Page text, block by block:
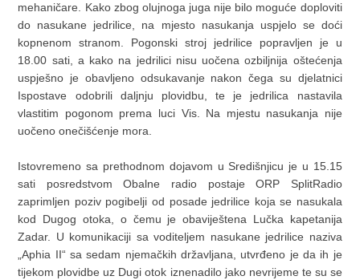
mehaničare. Kako zbog olujnoga juga nije bilo moguće doploviti
do nasukane jedrilice, na mjesto nasukanja uspjelo se doći
kopnenom stranom. Pogonski stroj jedrilice popravljen je u
18.00 sati, a kako na jedrilici nisu uočena ozbiljnija oštećenja
uspješno je obavljeno odsukavanje nakon čega su djelatnici
Ispostave odobrili daljnju plovidbu, te je jedrilica nastavila
vlastitim pogonom prema luci Vis. Na mjestu nasukanja nije
uočeno onečišćenje mora.
Istovremeno sa prethodnom dojavom u Središnjicu je u 15.15
sati posredstvom Obalne radio postaje ORP SplitRadio
zaprimljen poziv pogibelji od posade jedrilice koja se nasukala
kod Dugog otoka, o čemu je obaviještena Lučka kapetanija
Zadar. U komunikaciji sa voditeljem nasukane jedrilice naziva
„Aphia II“ sa sedam njemačkih državljana, utvrđeno je da ih je
tijekom plovidbe uz Dugi otok iznenadilo jako nevrijeme te su se